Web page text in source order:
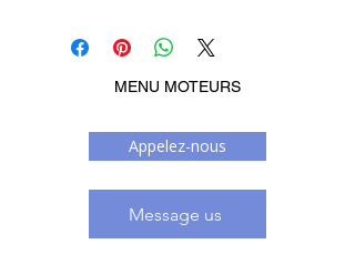
MENU MOTEURS
Appelez-nous
Message us